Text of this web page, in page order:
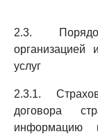
2.3.
организацией
услуг
2.3.1.
договора
информацию